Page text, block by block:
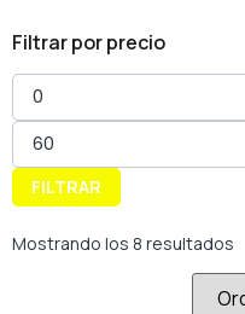
Filtrar por precio
FILTRAR
Mostrando los 8 resultados